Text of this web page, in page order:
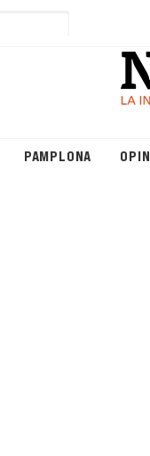
PAMPLONA